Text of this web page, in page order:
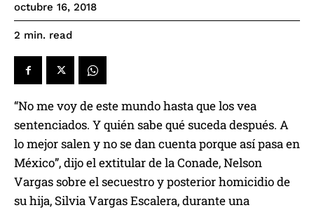
octubre 16, 2018
2 min. read
“No me voy de este mundo hasta que los vea
sentenciados. Y quién sabe qué suceda después. A
lo mejor salen y no se dan cuenta porque así pasa en
México”, dijo el extitular de la Conade, Nelson
Vargas sobre el secuestro y posterior homicidio de
su hija, Silvia Vargas Escalera, durante una